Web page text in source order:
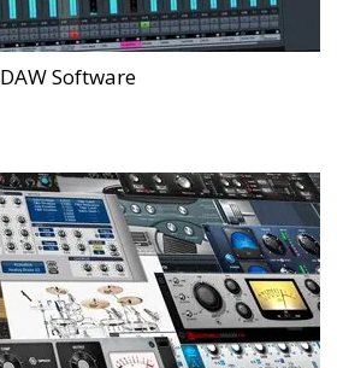
DAW Software